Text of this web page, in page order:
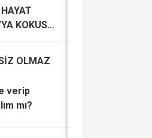
KOKUSU
OLMAZ
verip
mı?